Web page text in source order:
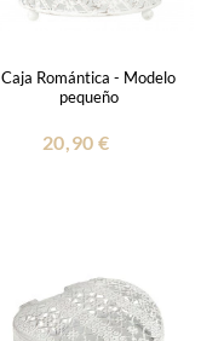
Caja Romántica - Modelo
pequeño
20,90 €